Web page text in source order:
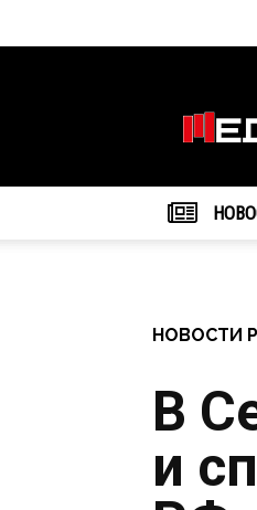
НОВОСТИ
В
и